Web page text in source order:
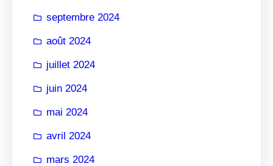
septembre 2024
août 2024
juillet 2024
juin 2024
mai 2024
avril 2024
mars 2024